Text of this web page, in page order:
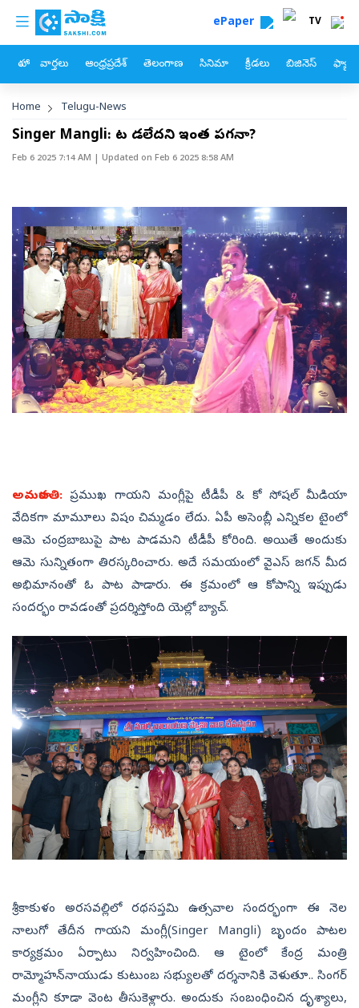
Skip to main content
custom menu ePaper TV
హోం వార్తలు ఆంధ్రప్రదేశ్ తెలంగాణ సినిమా క్రీడలు బిజినెస్
Breadcrumb
Home Telugu-News
Singer Mangli: పాట పాడలేదని ఇంత పగనా?
Feb 6 2025 7:14 AM | Updated on Feb 6 2025 8:58 AM
అమరావతి: ప్రముఖ గాయని మంగ్లీపై టీడీపీ & కో సోషల్‌ మీడియా
వేదికగా మామూలు విషం చిమ్మడం లేదు. ఏపీ అసెంబ్లీ ఎన్నికల టైంలో
ఆమె చంద్రబాబుపై పాట పాడమని టీడీపీ కోరింది. అయితే అందుకు
ఆమె సున్నితంగా తిరస్కరించారు. అదే సమయంలో వైఎస్‌ జగన్‌ మీద
అభిమానంతో ఓ పాట పాడారు. ఈ క్రమంలో ఆ కోపాన్ని ఇప్పుడు
సందర్భం రావడంతో ప్రదర్శిస్తోంది యెల్లో బ్యాచ్‌.
శ్రీకాకుళం అరసవల్లిలో రథసప్తమి ఉత్సవాల సందర్భంగా ఈ నెల
నాలుగో తేదీన గాయని మంగ్లీ(Singer Mangli) బృందం పాటల
కార్యక్రమం ఏర్పాటు నిర్వహించింది. ఆ టైంలో కేంద్ర మంత్రి
రామ్మోహన్‌నాయుడు కుటుంబ సభ్యులతో దర్శనానికి వెళుతూ.. సింగర్‌
మంగ్లీని కూడా వెంట తీసుకెళ్లారు. అందుకు సంబంధించిన దృశ్యాలు,